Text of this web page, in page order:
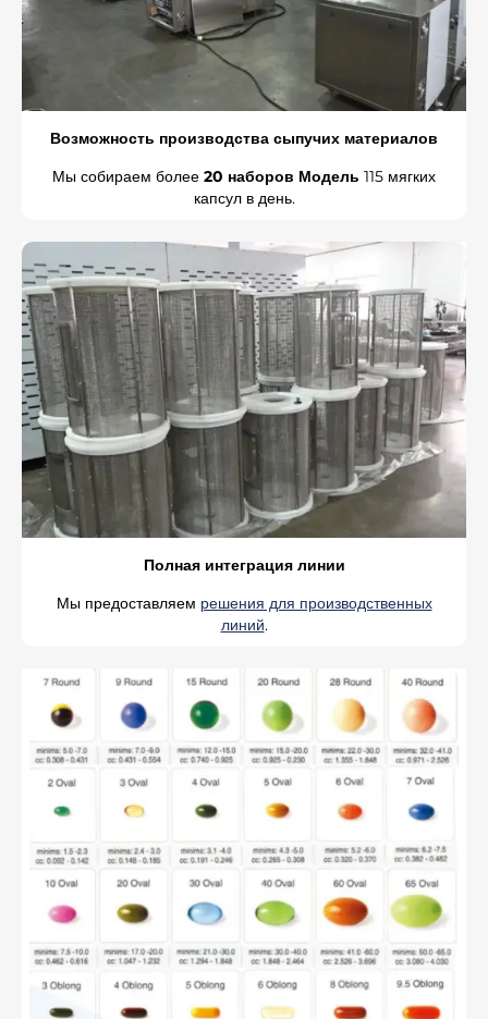
Возможность производства сыпучих материалов
Мы собираем более 20 наборов Модель 115 мягких
капсул в день.
Полная интеграция линии
Мы предоставляем решения для производственных
линий.